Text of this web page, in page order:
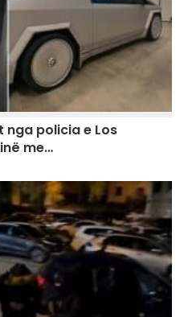
nga policia e Los
me…